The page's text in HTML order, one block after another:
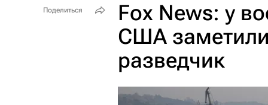
Fox News: у
США
разведчик
Поделиться